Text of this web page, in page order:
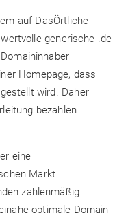
auf DasÖrtliche
generische .de-
Homepage, dass
wird. Daher
bezahlen
eine
Markt
zahlenmäßig
optimale Domain